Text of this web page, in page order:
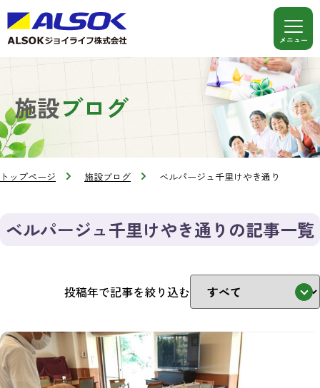
施設ブログ
トップページ 施設ブログ ベルパージュ千里けやき通り
ベルパージュ千里けやき通りの記事一覧
投稿年で記事を絞り込む